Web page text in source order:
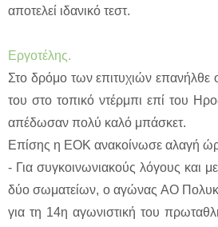
αποτελεί ιδανικό τεστ.
Εργοτέλης.
Στο δρόμο των επιτυχιών επανήλθε
του στο τοπικό ντέρμπι επί του
απέδωσαν πολύ καλό μπάσκετ.
Επίσης η ΕΟΚ ανακοίνωσε αλαγή
- Για συγκοινωνιακούς λόγους και
δύο σωματείων, ο αγώνας ΑΟ
για τη 14η αγωνιστική του